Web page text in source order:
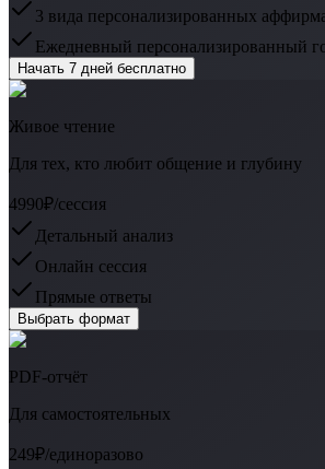
3 вида персонализированных
Ежедневный персонализированный
Начать 7 дней бесплатно
Живое чтение
Для тех, кто любит общение и глубину
4990₽/сессия
Детальный анализ
Онлайн сессия
Прямые ответы
Выбрать формат
PDF-отчёт
Для самостоятельных
249₽/единоразово